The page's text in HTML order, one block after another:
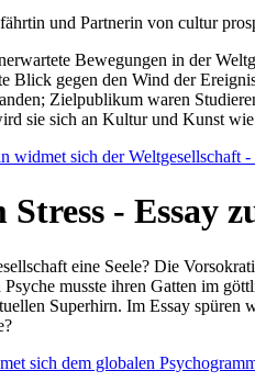
und Partnerin von cultur
Bewegungen in der
Blick gegen den Wind der
Zielpublikum waren
sie sich an Kultur und Kunst
widmet sich der Weltgesellschaft
Stress - Essay
eine Seele? Die
musste ihren Gatten im
Superhirn. Im Essay spüren
sich dem globalen